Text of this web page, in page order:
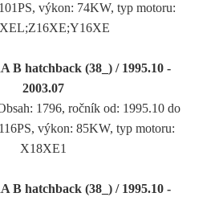
výkon: 74KW, typ motoru:
B hatchback (38_) / 1995.10 -
2003.07
1796, ročník od: 1995.10 do
výkon: 85KW, typ motoru:
X18XE1
B hatchback (38_) / 1995.10 -